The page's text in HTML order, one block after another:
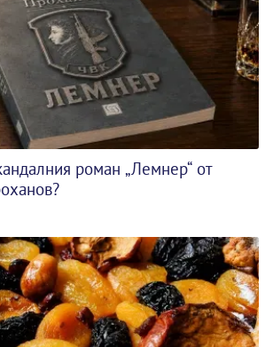
роман „Лемнер“ от